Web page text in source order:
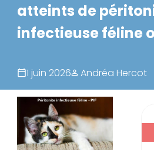
atteints de
infectieuse féline
1 juin 2026 Andréa Hercot